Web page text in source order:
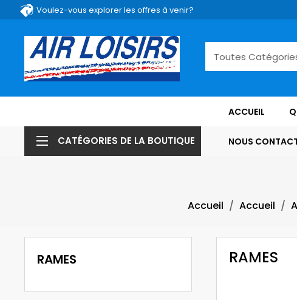
Voulez-vous explorer les offres à venir?
ACCUEIL
NOUS
CATÉGORIES DE LA BOUTIQUE
Accueil Accueil
RAMES RAMES